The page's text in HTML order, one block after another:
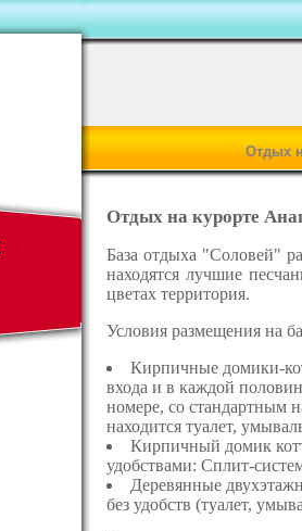
Отдых
Отдых на курорте
База отдыха "Соловей"
находятся лучшие
цветах территория.
Условия размещения на
Кирпичные домики-
входа и в каждой
номере, со стандартным
находится туалет,
Кирпичный домик
удобствами: Сплит-
Деревянные
без удобств (туалет,